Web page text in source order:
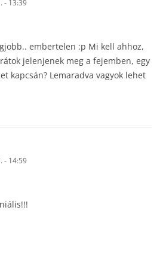
- 13:39
embertelen :p Mi kell ahhoz,
jelenjenek meg a fejemben, egy
kapcsán? Lemaradva vagyok lehet
- 14:59